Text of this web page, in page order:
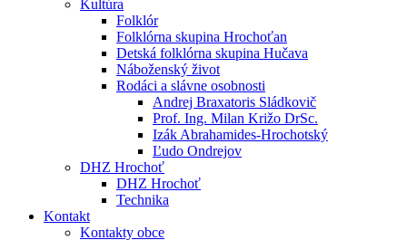
Kultúra
Folklór
Folklórna skupina Hrochoťan
Detská folklórna skupina Hučava
Náboženský život
Rodáci a slávne osobnosti
Andrej Braxatoris Sládkovič
Prof. Ing. Milan Križo DrSc.
Izák Abrahamides-Hrochotský
Ľudo Ondrejov
DHZ Hrochoť
DHZ Hrochoť
Technika
Kontakt
Kontakty obce